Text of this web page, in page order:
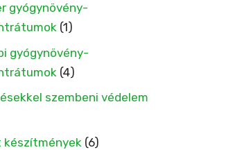
gyógynövény-
(1)
gyógynövény-
(4)
szembeni védelem
készítmények (6)